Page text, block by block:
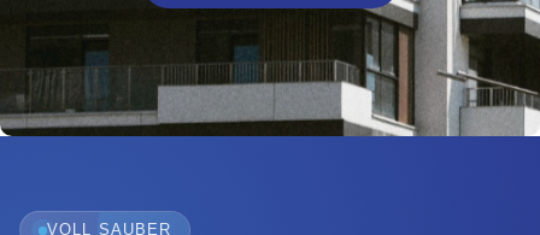
VOLL SAUBER